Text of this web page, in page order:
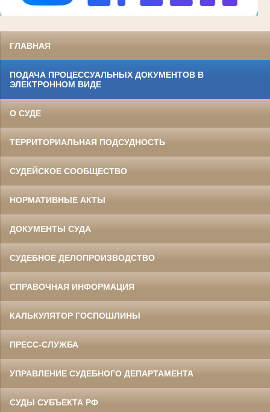
ГЛАВНАЯ
ПОДАЧА ПРОЦЕССУАЛЬНЫХ ДОКУМЕНТОВ В
ЭЛЕКТРОННОМ ВИДЕ
О СУДЕ
ТЕРРИТОРИАЛЬНАЯ ПОДСУДНОСТЬ
СУДЕЙСКОЕ СООБЩЕСТВО
НОРМАТИВНЫЕ АКТЫ
ДОКУМЕНТЫ СУДА
СУДЕБНОЕ ДЕЛОПРОИЗВОДСТВО
СПРАВОЧНАЯ ИНФОРМАЦИЯ
КАЛЬКУЛЯТОР ГОСПОШЛИНЫ
ПРЕСС-СЛУЖБА
УПРАВЛЕНИЕ СУДЕБНОГО ДЕПАРТАМЕНТА
СУДЫ СУБЪЕКТА РФ